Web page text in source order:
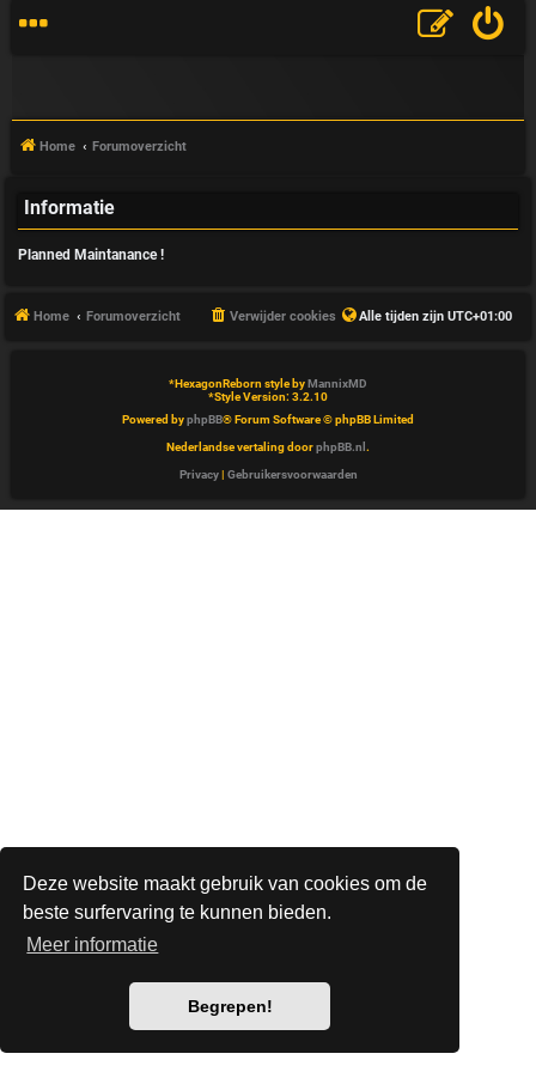
Deze website maakt gebruik van cookies om de
beste surfervaring te kunnen bieden.
Meer informatie
Begrepen!
V
A
Home Forumoverzicht
Informatie
Planned Maintanance !
Home Forumoverzicht Alle tijden zijn UTC+01:00
Verwijder cookies
*HexagonReborn style byMannixMD
*Style Version: 3.2.10
Powered byphpBB® Forum Software © phpBB Limited
Nederlandse vertaling doorphpBB.nl .
Privacy| Gebruikersvoorwaarden